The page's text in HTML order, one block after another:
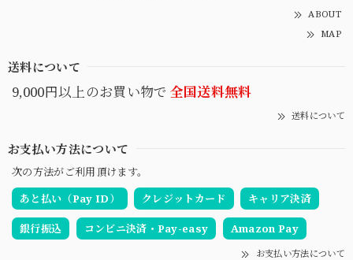
ABOUT
MAP
送料について
9,000円以上のお買い物で 全国送料無料
送料について
お支払い方法について
次の方法がご利用頂けます。
あと払い（Pay ID）
クレジットカード キャリア決済
銀行振込 コンビニ決済・Pay-easy Amazon Pay
お支払い方法について